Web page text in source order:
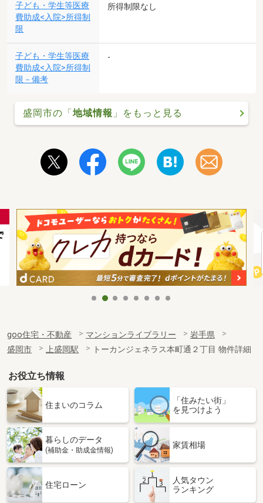
子ども・学生等医療
費助成<入院>所得制
限
所得制限なし
子ども・学生等医療
費助成<入院>所得制
限－備考
-
盛岡市の「地域情報 」をもっと見る
goo住宅・不動産 マンションライブラリー
岩手県
盛岡市
上盛岡駅 トーカンジェネラス本町通２丁目 物件詳細
お役立ち情報
住まいのコラム
「住みたい街」
を見つけよう
暮らしのデータ
(補助金・助成金情報)
家賃相場
住宅ローン
人気タウン
ランキング